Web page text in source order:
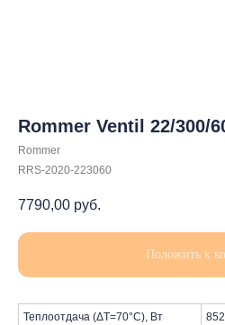
Rommer Ventil 22/300/
Rommer
RRS-2020-223060
7790,00 руб.
Положить к
Теплоотдача (ΔT=70°C), Вт 852